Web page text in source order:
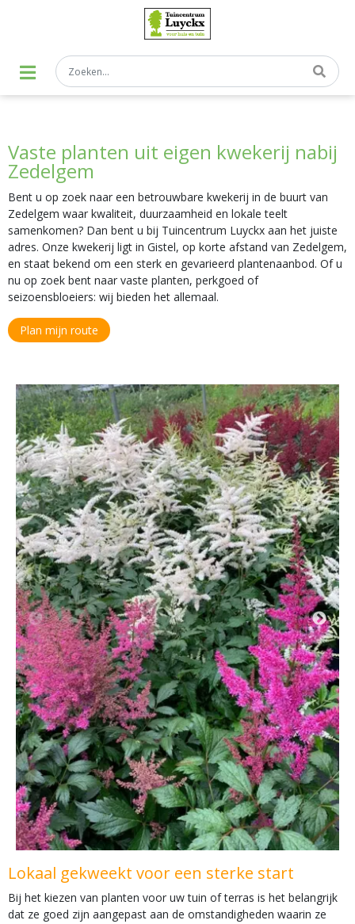
Vaste planten uit eigen kwekerij nabij
Zedelgem
Bent u op zoek naar een betrouwbare kwekerij in de buurt van
Zedelgem waar kwaliteit, duurzaamheid en lokale teelt
samenkomen? Dan bent u bij Tuincentrum Luyckx aan het juiste
adres. Onze kwekerij ligt in Gistel, op korte afstand van Zedelgem,
en staat bekend om een sterk en gevarieerd plantenaanbod. Of u
nu op zoek bent naar vaste planten, perkgoed of
seizoensbloeiers: wij bieden het allemaal.
Plan mijn route
Lokaal gekweekt voor een sterke start
Bij het kiezen van planten voor uw tuin of terras is het belangrijk
dat ze goed zijn aangepast aan de omstandigheden waarin ze